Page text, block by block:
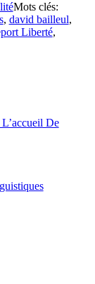
Mots clés:
, david bailleul,
Liberté,
De